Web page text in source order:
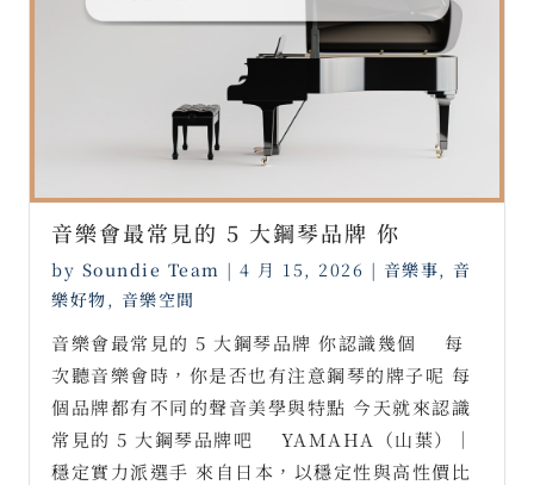
音樂會最常見的 5 大鋼琴品牌 你
by Soundie Team | 4 月 15, 2026 | 音樂事, 音
樂好物, 音樂空間
音樂會最常見的 5 大鋼琴品牌 你認識幾個 ⠀ 每
次聽音樂會時，你是否也有注意鋼琴的牌子呢 每
個品牌都有不同的聲音美學與特點 今天就來認識
常見的 5 大鋼琴品牌吧 ⠀ YAMAHA（山葉）｜
穩定實力派選手 來自日本，以穩定性與高性價比